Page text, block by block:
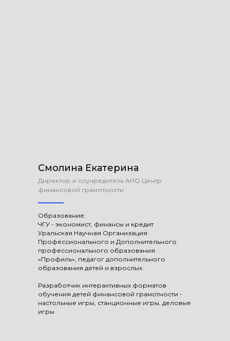
Смолина Екатерина
Директор и соучредитель АНО Центр
финансовой грамотности
Образование:
ЧГУ - экономист, финансы и кредит
Уральская Научная Организация
Профессионального и Дополнительного
профессионального образования
«Профиль», педагог дополнительного
образования детей и взрослых.
Разработчик интерактивных форматов
обучения детей финансовой грамотности -
настольные игры, станционные игры, деловые
игры